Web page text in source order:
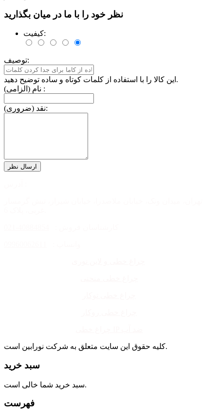
نظر خود را با ما در میان بگذارید
کیفیت:
توصیف:
این کالا را با استفاده از کلمات کوتاه و ساده توضیح دهید.
نام (الزامی) :
نقد (ضروری):
کلیه حقوق این سایت متعلق به شرکت نورابین است.
سبد خرید
سبد خرید شما خالی است.
فهرست